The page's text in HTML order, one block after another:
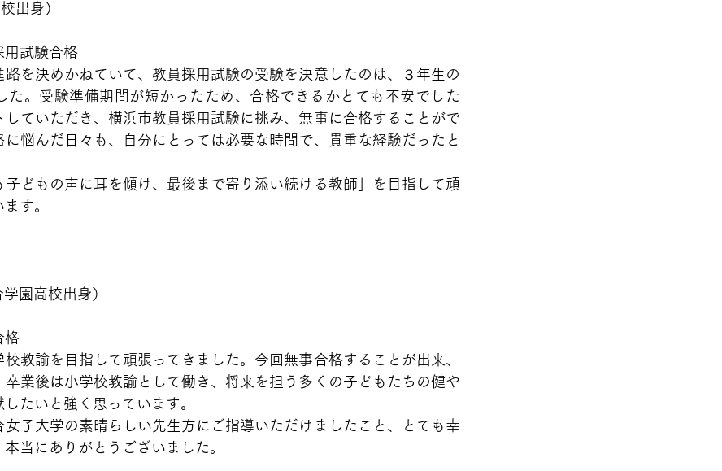
出身）
用試験合格
を決めかねていて、教員採用試験の受験を決意したのは、３年生の
た。受験準備期間が短かったため、合格できるかとても不安でした
していただき、横浜市教員採用試験に挑み、無事に合格することがで
に悩んだ日々も、自分にとっては必要な時間で、貴重な経験だったと
子どもの声に耳を傾け、最後まで寄り添い続ける教師」を目指して頑
す。
園高校出身）
格
教諭を目指して頑張ってきました。今回無事合格することが出来、
業後は小学校教諭として働き、将来を担う多くの子どもたちの健や
たいと強く思っています。
女子大学の素晴らしい先生方にご指導いただけましたこと、とても幸
当にありがとうございました。